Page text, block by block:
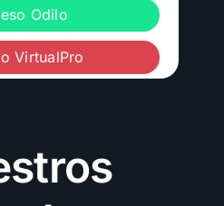
Odilo
VirtualPro